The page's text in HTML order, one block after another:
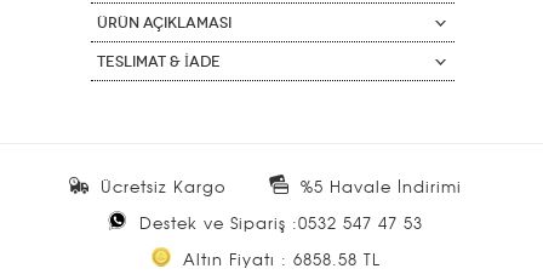
ÜRÜN AÇIKLAMASI
Teslimat & İade
Ücretsiz Kargo
%5 Havale İndirimi
Destek ve Sipariş :0532 547 47 53
Altın Fiyatı : 6858.58 TL